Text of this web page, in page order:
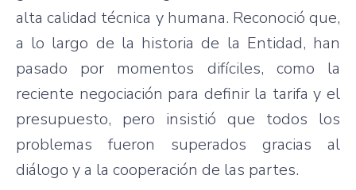
alta calidad técnica y humana. Reconoció que,
a lo largo de la historia de la Entidad, han
pasado por momentos difíciles, como la
reciente negociación para definir la tarifa y el
presupuesto, pero insistió que todos los
problemas fueron superados gracias al
diálogo y a la cooperación de las partes.